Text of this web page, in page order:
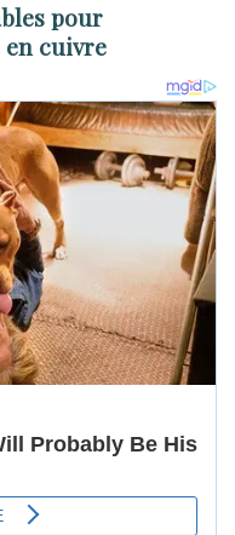
pour
cuivre